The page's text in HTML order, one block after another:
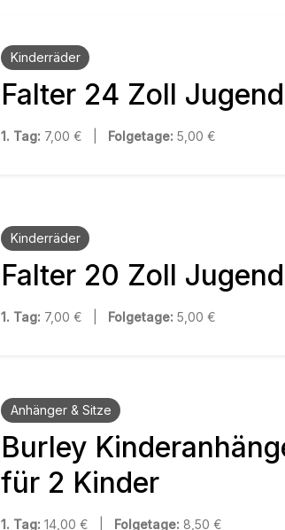
Kinderräder
Falter 24 Zoll
1. Tag: 7,00 € | Folgetage: 5,00 €
Kinderräder
Falter 20 Zoll
1. Tag: 7,00 € | Folgetage: 5,00 €
Anhänger & Sitze
Burley
für 2 Kinder
1. Tag: 14,00 € | Folgetage: 8,50 €